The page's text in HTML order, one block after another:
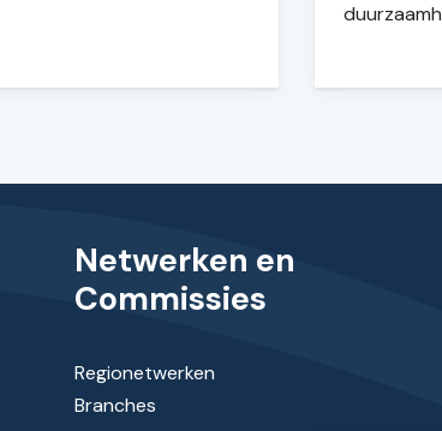
Netwerken en
Commissies
Regionetwerken
Branches